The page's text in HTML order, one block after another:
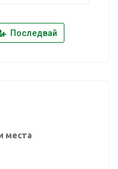
Последвай
места